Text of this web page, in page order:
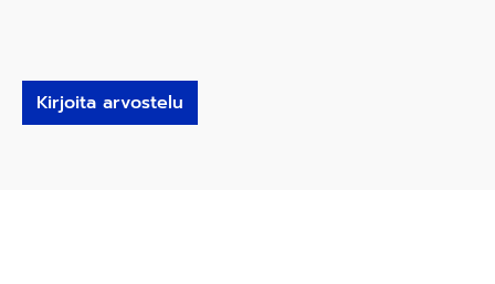
Kirjoita arvostelu